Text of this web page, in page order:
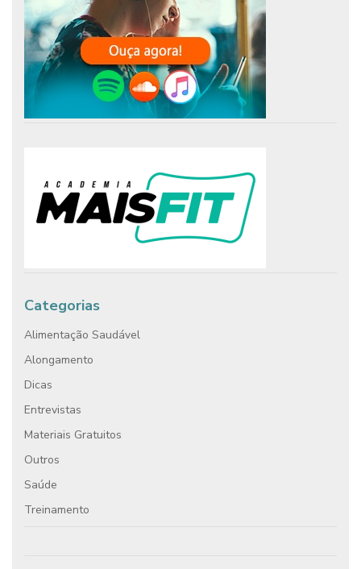
Categorias
Alimentação Saudável
Alongamento
Dicas
Entrevistas
Materiais Gratuitos
Outros
Saúde
Treinamento